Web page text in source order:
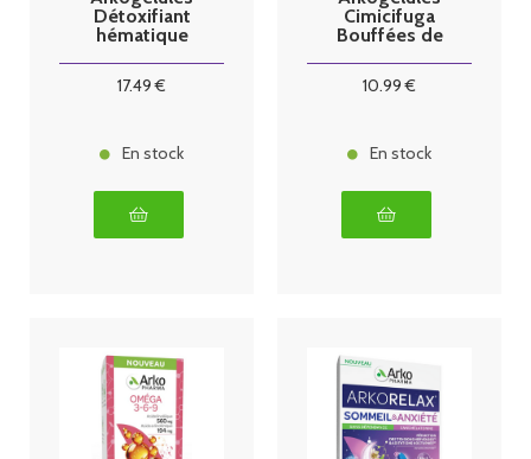
Détoxifiant
hématique
17.49 €
En stock
Cimicifuga
Bouffées de
10.99 €
En stock